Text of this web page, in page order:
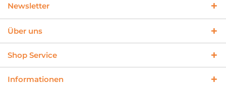
Newsletter
Über uns
Shop Service
Informationen